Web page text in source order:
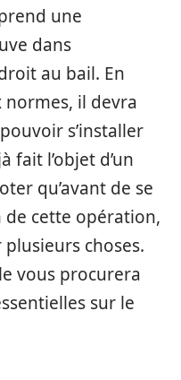
une
dans
au bail. En
il devra
s’installer
fait l’objet d’un
qu’avant de se
de cette opération,
choses.
vous procurera
sur le